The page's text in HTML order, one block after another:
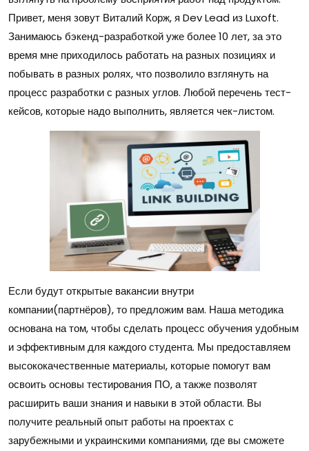
Привет, меня зовут Виталий Корж, я Dev Lead из Luxoft.
Занимаюсь бэкенд-разработкой уже более 10 лет, за это
время мне приходилось работать на разных позициях и
побывать в разных ролях, что позволило взглянуть на
процесс разработки с разных углов. Любой перечень тест-
кейсов, которые надо выполнить, является чек-листом.
Если будут открытые вакансии внутри
компании(партнёров), то предложим вам. Наша методика
основана на том, чтобы сделать процесс обучения удобным
и эффективным для каждого студента. Мы предоставляем
высококачественные материалы, которые помогут вам
освоить основы тестирования ПО, а также позволят
расширить ваши знания и навыки в этой области. Вы
получите реальный опыт работы на проектах с
зарубежными и украинскими компаниями, где вы сможете